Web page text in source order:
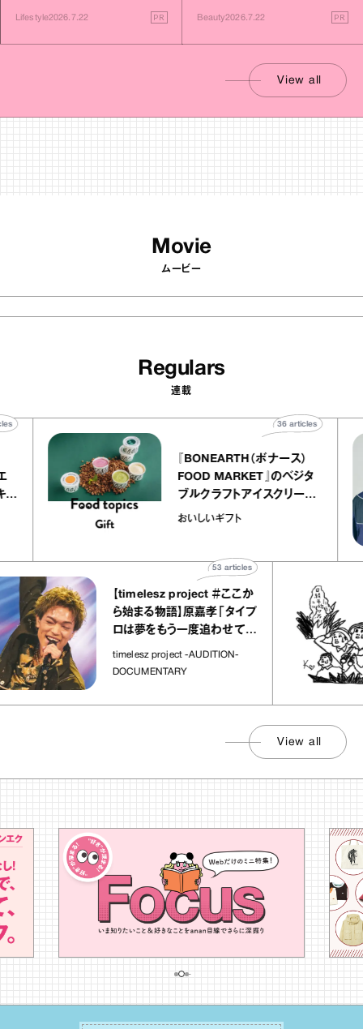
Lifestyle2026.7.22 PR Beauty2026.7.22 PR
View all
Movie
ムービー
Regulars
連載
リエ
プ キャ
40articles
『BONEARTH（ボナース）
FOOD MARKET』のベジタ
ブルクラフトアイスクリーム
｜真野知子の「おいしいギフ
おいしいギフト
36articles
【timelesz project ＃ここか
ら始まる物語】原嘉孝「タイプ
ロは夢をもう一度追わせてく
れた場所」
timelesz project -AUDITION-
DOCUMENTARY
articles
View all